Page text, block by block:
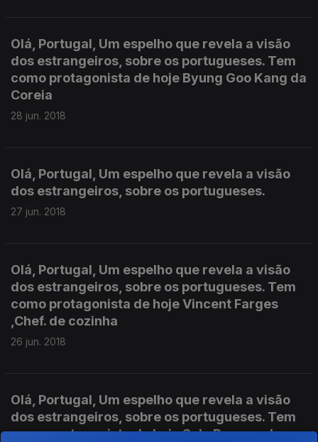
Olá, Portugal, Um espelho que revela a visão
dos estrangeiros, sobre os portugueses. Tem
como protagonista de hoje Byung Goo Kang da
Coreia
28 jun. 2018
Olá, Portugal, Um espelho que revela a visão
dos estrangeiros, sobre os portugueses.
27 jun. 2018
Olá, Portugal, Um espelho que revela a visão
dos estrangeiros, sobre os portugueses. Tem
como protagonista de hoje Vincent Farges
,Chef. de cozinha
26 jun. 2018
Olá, Portugal, Um espelho que revela a visão
dos estrangeiros, sobre os portugueses. Tem
como protagonista de hoje Suly Barrera de